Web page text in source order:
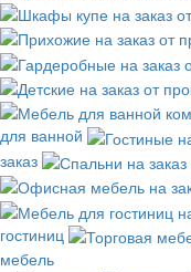
для ванной
заказ
гостиниц
мебель